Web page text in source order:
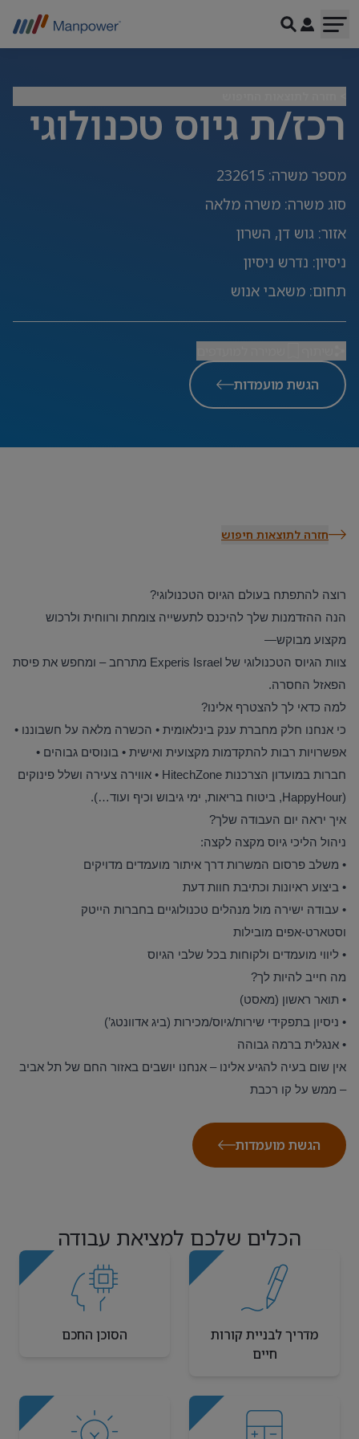
רכז/ת גיוס טכנולוגי
מספר משרה:
232615
סוג משרה: משרה מלאה
אזור: גוש דן, השרון
ניסיון: נדרש ניסיון
תחום: משאבי אנוש
הגשת מועמדות
חזרה לתוצאות חיפוש
רוצה להתפתח בעולם הגיוס הטכנולוגי?
הנה ההזדמנות שלך להיכנס לתעשייה צומחת ורווחית ולרכוש
מקצוע מבוקש—
צוות הגיוס הטכנולוגי של
מתרחב – ומחפש את פיסת
הפאזל החסרה.
למה כדאי לך להצטרף אלינו?
כי אנחנו חלק מחברת ענק בינלאומית • הכשרה מלאה על חשבוננו •
אפשרויות רבות להתקדמות מקצועית ואישית • בונוסים גבוהים •
חברות במועדון הצרכנות
אווירה צעירה ושלל פינוקים
(HappyHour,
ביטוח בריאות, ימי גיבוש וכיף ועוד…).
איך יראה יום העבודה שלך?
ניהול הליכי גיוס מקצה לקצה:
• משלב פרסום המשרות דרך איתור מועמדים מדויקים
• ביצוע ראיונות וכתיבת חוות דעת
• עבודה ישירה מול מנהלים טכנולוגיים בחברות הייטק
וסטארט-אפים מובילות
• ליווי מועמדים ולקוחות בכל שלבי הגיוס
מה חייב להיות לך?
• תואר ראשון (מאסט)
• ניסיון בתפקידי שירות/גיוס/מכירות (ביג אדוונטג’)
• אנגלית ברמה גבוהה
אין שום בעיה להגיע אלינו – אנחנו יושבים באזור החם של תל אביב
– ממש על קו רכבת
הגשת מועמדות
הכלים שלכם למציאת עבודה
מדריך לבניית קורות
חיים
הסוכן החכם